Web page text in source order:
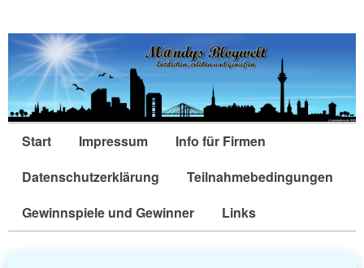
Start Impressum
Info für Firmen
Datenschutzerklärung
Teilnahmebedingungen
Gewinnspiele und Gewinner
Links